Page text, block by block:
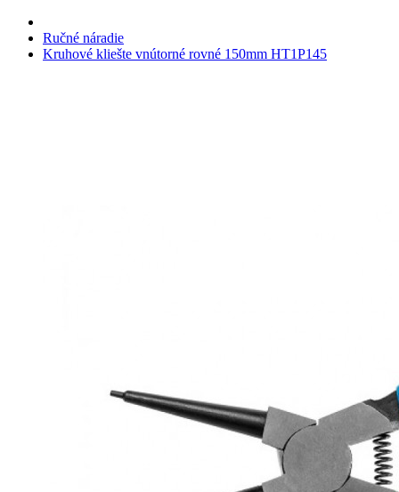
Ručné náradie
Kruhové kliešte vnútorné rovné 150mm HT1P145